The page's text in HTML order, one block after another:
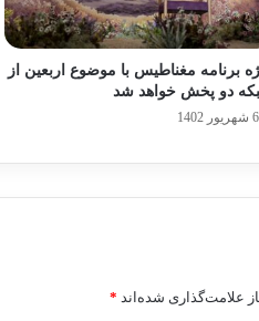
برنامه مغناطیس با موضوع اربعین از
دو پخش خواهد شد
6 شهریور 1402
علامت‌گذاری شده‌اند *